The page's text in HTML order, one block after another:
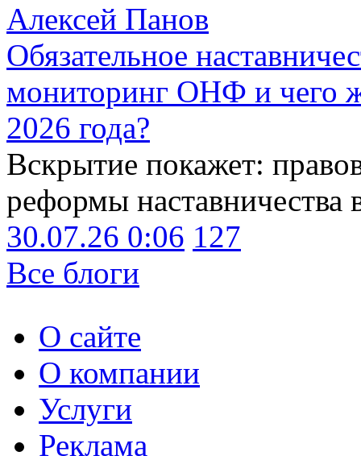
Алексей Панов
Обязательное
мониторинг ОНФ и чего
2026 года?
Вскрытие покажет:
реформы наставничества
30.07.26 0:06 127
Все блоги
О сайте
О компании
Услуги
Реклама